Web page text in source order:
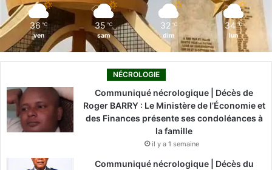
36 ℃
ven
35 ℃
sam
32 ℃
dim
34 ℃
lun
NÉCROLOGIE
Communiqué nécrologique | Décès de
Roger BARRY : Le Ministère de l’Économie et
des Finances présente ses condoléances à
la famille
il y a 1 semaine
Communiqué nécrologique | Décès du